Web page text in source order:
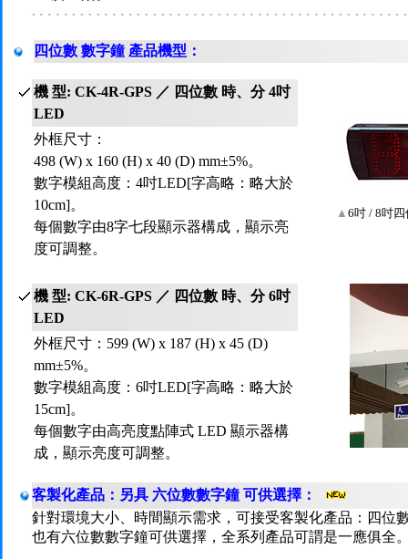
四位數 數字鐘 產品機型：
機 型: CK-4R-GPS ／ 四位數 時、分 4吋
LED
外框尺寸：
498 (W) x 160 (H) x 40 (D) mm±5%。
數字模組高度：4吋LED[字高略：略大於
10cm]。
每個數字由8字七段顯示器構成，顯示亮
度可調整。
▲ 6吋 / 8吋
機 型: CK-6R-GPS ／ 四位數 時、分 6吋
LED
外框尺寸：599 (W) x 187 (H) x 45 (D)
mm±5%。
數字模組高度：6吋LED[字高略：略大於
15cm]。
每個數字由高亮度點陣式 LED 顯示器構
成，顯示亮度可調整。
客製化產品：另具 六位數數字鐘 可供選擇：
針對環境大小、時間顯示需求，可接受客製化產品：四位
也有六位數數字鐘可供選擇，全系列產品可謂是一應俱全